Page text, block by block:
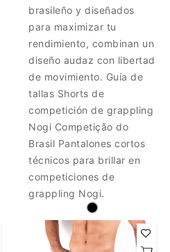
brasileño y diseñados
para maximizar tu
rendimiento, combinan un
diseño audaz con libertad
de movimiento. Guía de
tallas Shorts de
competición de grappling
Nogi Competição do
Brasil Pantalones cortos
técnicos para brillar en
competiciones de
grappling Nogi.